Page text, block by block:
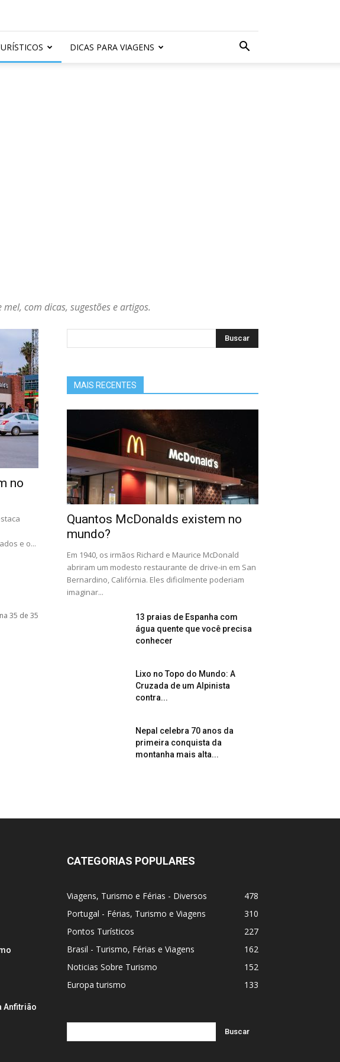
DICAS PARA VIAGENS
com dicas, sugestões e artigos.
no
e o...
35 de 35
MAIS RECENTES
Quantos McDonalds existem no
mundo?
Em 1940, os irmãos Richard e Maurice McDonald
abriram um modesto restaurante de drive-in em San
Bernardino, Califórnia. Eles dificilmente poderiam
imaginar...
13 praias de Espanha com
água quente que você precisa
conhecer
Lixo no Topo do Mundo: A
Cruzada de um Alpinista
contra...
Nepal celebra 70 anos da
primeira conquista da
montanha mais alta...
Anfitrião
CATEGORIAS POPULARES
Viagens, Turismo e Férias - Diversos
478
Portugal - Férias, Turismo e Viagens
310
Pontos Turísticos
227
Brasil - Turismo, Férias e Viagens
162
Noticias Sobre Turismo
152
Europa turismo
133